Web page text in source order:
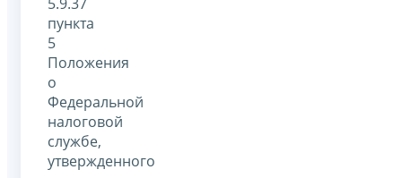
пункта
5
Положения
о
Федеральной
налоговой
службе,
утвержденного